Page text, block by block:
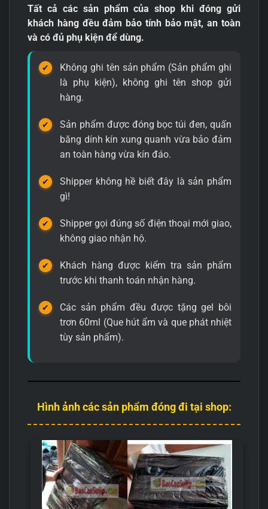
Tất cả các sản phẩm của shop khi đóng gửi
khách hàng đều đảm bảo tính bảo mật, an toàn
và có đủ phụ kiện để dùng.
Không ghi tên sản phẩm (Sản phẩm ghi
là phụ kiện), không ghi tên shop gửi
hàng.
Sản phẩm được đóng bọc túi đen, quấn
băng dính kín xung quanh vừa bảo đảm
an toàn hàng vừa kín đáo.
Shipper không hề biết đây là sản phẩm
gì!
Shipper gọi đúng số điện thoại mới giao,
không giao nhận hộ.
Khách hàng được kiểm tra sản phẩm
trước khi thanh toán nhận hàng.
Các sản phẩm đều được tặng gel bôi
trơn 60ml (Que hút ẩm và que phát nhiệt
tùy sản phẩm).
Hình ảnh các sản phẩm đóng đi tại shop: